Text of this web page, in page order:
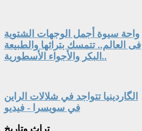
واحة سيوة أجمل الوجهات الشتوية
فى العالم.. تتمسك بتراثها والطبيعة
البكر والأجواء الأسطورية..
الگاردينيا تتواجد في شلالات الراين
في سويسرا - فيديو
تراث وتاريخ